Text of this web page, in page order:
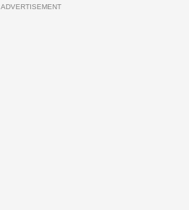
ADVERTISEMENT